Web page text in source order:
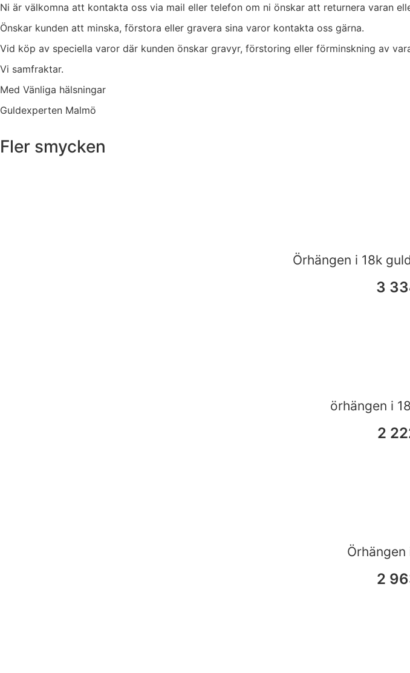
Ni är välkomna att kontakta oss via mail eller telefon om ni önskar att returnera varan
Önskar kunden att minska, förstora eller gravera sina varor kontakta oss gärna.
Vid köp av speciella varor där kunden önskar gravyr, förstoring eller förminskning av
Vi samfraktar.
Med Vänliga hälsningar
Guldexperten Malmö
Fler smycken
Örhängen i 18k
3
örhängen i
2
Örhängen
2